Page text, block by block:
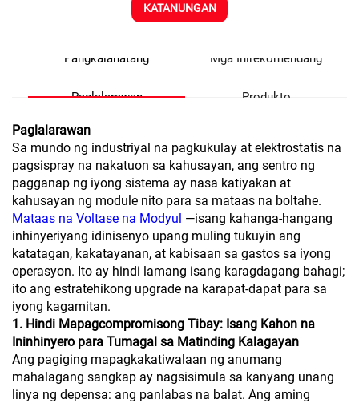
KATANUNGAN
Pangkalahatang
Paglalarawan
Mga Inirekomendang
Produkto
Paglalarawan
Sa mundo ng industriyal na pagkukulay at elektrostatis na
pagsispray na nakatuon sa kahusayan, ang sentro ng
pagganap ng iyong sistema ay nasa katiyakan at
kahusayan ng module nito para sa mataas na boltahe.
Mataas na Voltase na Modyul —isang kahanga-hangang
inhinyeriyang idinisenyo upang muling tukuyin ang
katatagan, kakatayanan, at kabisaan sa gastos sa iyong
operasyon. Ito ay hindi lamang isang karagdagang bahagi;
ito ang estratehikong upgrade na karapat-dapat para sa
iyong kagamitan.
1. Hindi Mapagcompromisong Tibay: Isang Kahon na
Ininhinyero para Tumagal sa Matinding Kalagayan
Ang pagiging mapagkakatiwalaan ng anumang
mahalagang sangkap ay nagsisimula sa kanyang unang
linya ng depensa: ang panlabas na balat. Ang aming